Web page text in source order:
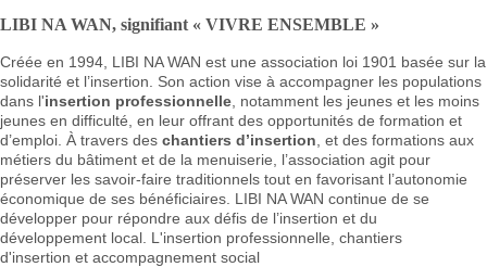
LIBI NA WAN, signifiant « VIVRE ENSEMBLE »
Créée en 1994, LIBI NA WAN est une association loi 1901 basée sur la
solidarité et l’insertion. Son action vise à accompagner les populations
dans l'insertion professionnelle , notamment les jeunes et les moins
jeunes en difficulté, en leur offrant des opportunités de formation et
d’emploi. À travers des chantiers d’insertion , et des formations aux
métiers du bâtiment et de la menuiserie, l’association agit pour
préserver les savoir-faire traditionnels tout en favorisant l’autonomie
économique de ses bénéficiaires. LIBI NA WAN continue de se
développer pour répondre aux défis de l’insertion et du
développement local. L'insertion professionnelle, chantiers
d'insertion et accompagnement social